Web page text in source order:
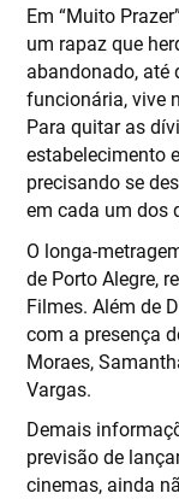
Em “Muito
um rapaz que
abandonado, até
funcionária, vive
Para quitar as
estabelecimento
precisando se
em cada um dos
O longa-
de Porto Alegre,
Filmes. Além de
com a presença
Moraes,
Vargas.
Demais
previsão de
cinemas, ainda